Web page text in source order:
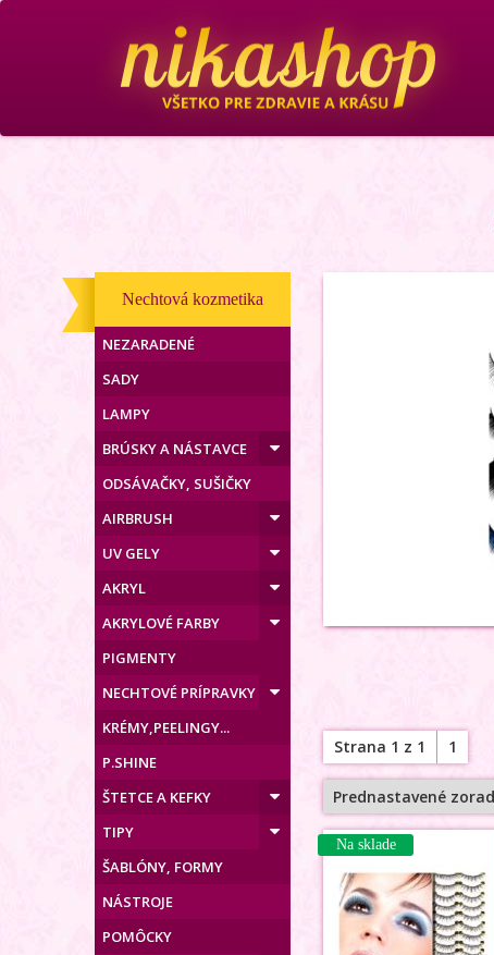
Nechtová kozmetika
NEZARADENÉ
SADY
LAMPY
BRÚSKY A NÁSTAVCE
ODSÁVAČKY, SUŠIČKY
AIRBRUSH
UV GELY
AKRYL
AKRYLOVÉ FARBY
PIGMENTY
NECHTOVÉ PRÍPRAVKY
KRÉMY,PEELINGY...
P.SHINE
ŠTETCE A KEFKY
TIPY
ŠABLÓNY, FORMY
NÁSTROJE
POMÔCKY
Strana 1 z 1 1
Na sklade